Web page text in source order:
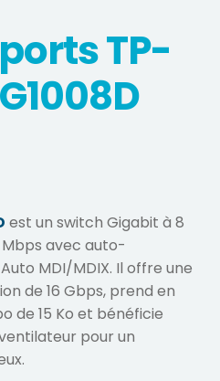
TP-
est un switch Gigabit à 8
Mbps avec auto-
MDI/MDIX. Il offre une
de 16 Gbps, prend en
de 15 Ko et bénéficie
pour un